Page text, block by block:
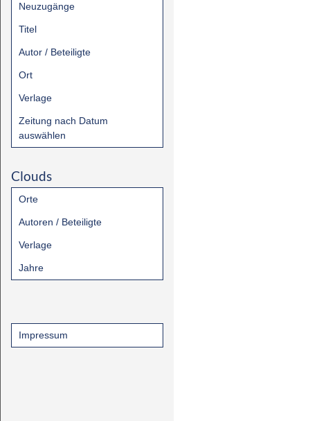
Neuzugänge
Titel
Autor / Beteiligte
Ort
Verlage
Zeitung nach Datum
auswählen
Clouds
Orte
Autoren / Beteiligte
Verlage
Jahre
Impressum